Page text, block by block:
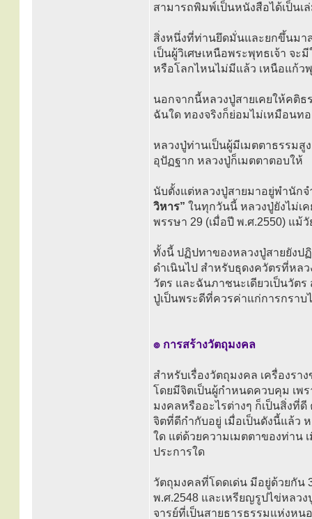
สามารถพิมพ์เป็นหนังสือได้เป็นเ
สิ่งหนึ่งที่ท่านยึดมั่นและยกขึ้นมา
เป็นผู้วิเศษเหนือพระพุทธเจ้า จะ
หรือโลกไหนไม่มีแล้ว เหนือแก้ว
นอกจากนี้หลวงปู่สายเคยให้คติธ
ฉันใด ทองจริงก็ย่อมไม่เหมือนท
หลวงปู่ท่านเป็นผู้มีเมตตาธรรม
อุปัฏฐาก หลวงปู่ก็เมตตาตอบให้
นับตั้งแต่หลวงปู่สายมาอยู่พำนัก
วิหาร” ในทุกวันนี้ หลวงปู่ยังไม่เ
พรรษา 29 (เมื่อปี พ.ศ.2550) แม้
ทั้งนี้ ปฏิปทาของหลวงปู่สายยังป
ดำเนินไป สำหรับธุดงควัตรที่หล
วัตร และฉันภาชนะเดียวเป็นวัต
ปู่เป็นพระดีที่ควรค่าแก่การกราบ
๏ การสร้างวัตถุมงคล
สำหรับเรื่องวัตถุมงคล เครื่องร
โดยมีจิตเป็นผู้กำหนดควบคุม เพ
มงคลหรืออะไรต่างๆ ก็เป็นสิ่งที่
จิตที่ดีกำกับอยู่ เมื่อเป็นดังนี้แล้ว
ใด แต่ด้วยความเมตตาของท่าน
ประการใด
วัตถุมงคลที่โดดเด่น มีอยู่ด้วยกัน
พ.ศ.2548 และเหรียญรูปไข่หลวง
จารย์ที่เป็นสายธารธรรมแห่งหน